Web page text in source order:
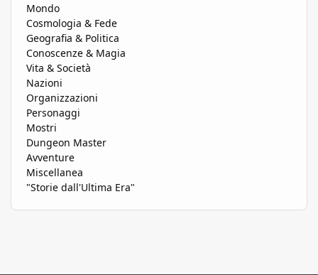
Mondo
Cosmologia & Fede
Geografia & Politica
Conoscenze & Magia
Vita & Società
Nazioni
Organizzazioni
Personaggi
Mostri
Dungeon Master
Avventure
Miscellanea
"Storie dall'Ultima Era"